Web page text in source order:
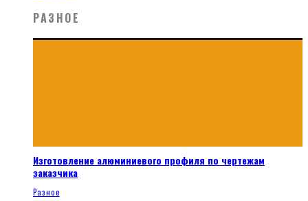
РАЗНОЕ
Изготовление алюминиевого профиля по чертежам
заказчика
Разное